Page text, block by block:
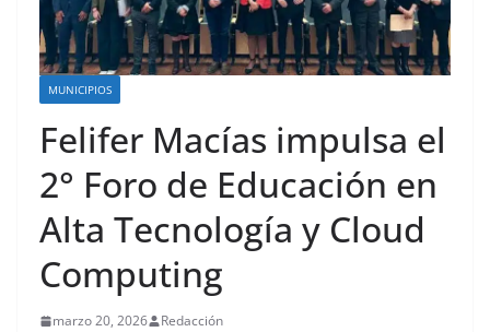
MUNICIPIOS
Felifer Macías impulsa el
2° Foro de Educación en
Alta Tecnología y Cloud
Computing
marzo 20, 2026 Redacción